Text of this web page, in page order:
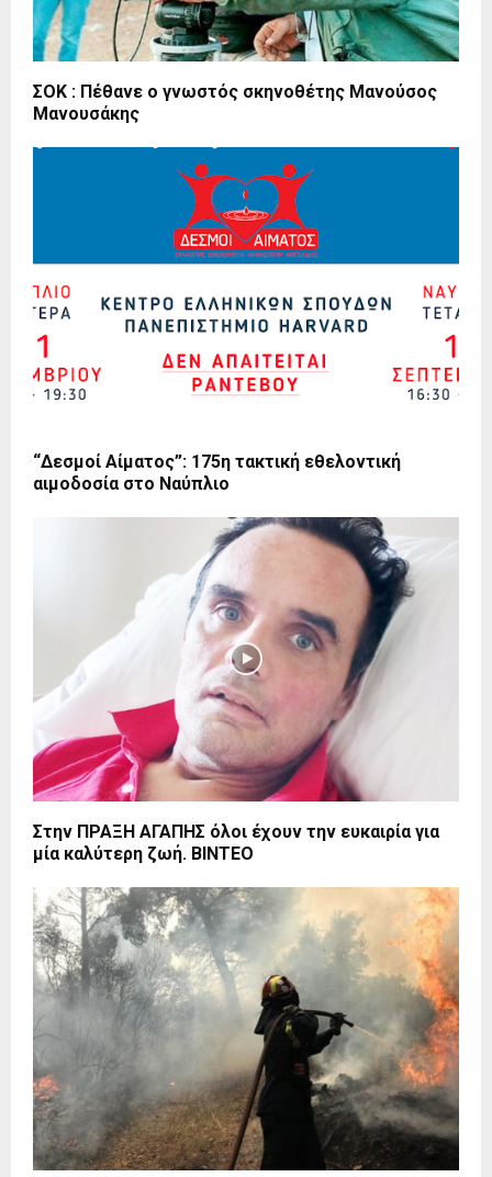
ΣΟΚ : Πέθανε ο γνωστός σκηνοθέτης Μανούσος
Μανουσάκης
“Δεσμοί Αίματος”: 175η τακτική εθελοντική
αιμοδοσία στο Ναύπλιο
Στην ΠΡΑΞΗ ΑΓΑΠΗΣ όλοι έχουν την ευκαιρία για
μία καλύτερη ζωή. ΒΙΝΤΕΟ